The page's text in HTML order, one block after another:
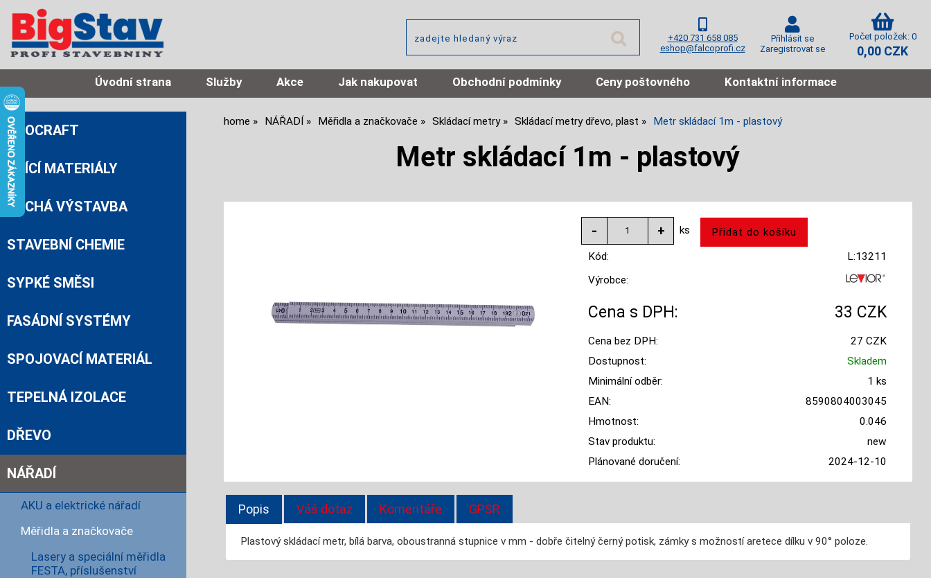
+420 731 658 085
eshop@falcoprofi.cz
Přihlásit se
Zaregistrovat se
Počet položek: 0
0,00 CZK
Úvodní strana Služby Akce Jak nakupovat Obchodní podmínky Ceny poštovného Kontaktní informace
home NÁŘADÍ Měřidla a značkovače Skládací metry Skládací metry dřevo, plast Metr skládací 1m - plastový
Metr skládací 1m - plastový
ks
Kód:
L:13211
Výrobce:
Cena s DPH: 33 CZK
Cena bez DPH:
27 CZK
Dostupnost:
Skladem
Minimální odběr:
1 ks
EAN:
8590804003045
Hmotnost:
0.046
Stav produktu:
new
Plánované doručení:
2024-12-10
Popis Váš dotaz Komentáře GPSR
Plastový skládací metr, bílá barva, oboustranná stupnice v mm - dobře čitelný černý potisk, zámky s možností aretece dílku v 90° poloze.
PROCRAFT
ZDÍCÍ MATERIÁLY
SUCHÁ VÝSTAVBA
STAVEBNÍ CHEMIE
SYPKÉ SMĚSI
FASÁDNÍ SYSTÉMY
SPOJOVACÍ MATERIÁL
TEPELNÁ IZOLACE
DŘEVO
NÁŘADÍ
AKU a elektrické nářadí
Měřidla a značkovače
Lasery a speciální měřidla
FESTA, příslušenství